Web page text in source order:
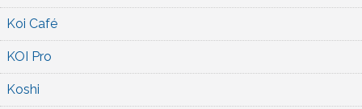
Koi Café
KOI Pro
Koshi